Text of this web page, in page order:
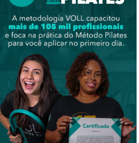
meus dados neste
a próxima vez que
eu comentar.